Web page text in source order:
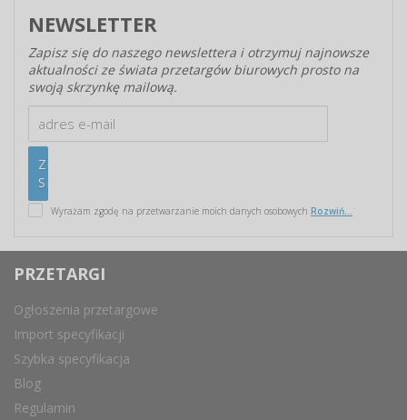
NEWSLETTER
Zapisz się do naszego newslettera i otrzymuj najnowsze
aktualności ze świata przetargów biurowych prosto na
swoją skrzynkę mailową.
Wyrażam zgodę na przetwarzanie moich danych osobowych Rozwiń...
PRZETARGI
Ogłoszenia przetargowe
Import specyfikacji
Szybka specyfikacja
Blog
Regulamin